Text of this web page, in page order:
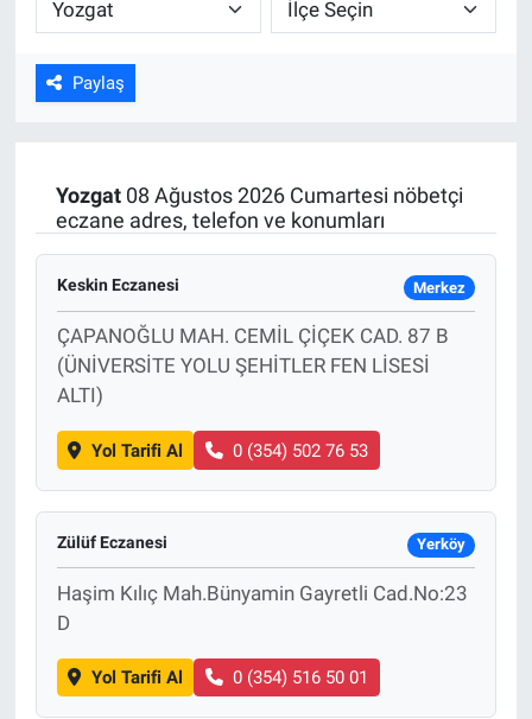
Paylaş
Yozgat08 Ağustos 2026 Cumartesi nöbetçi
eczane adres, telefon ve konumları
Keskin Eczanesi Merkez
ÇAPANOĞLU MAH. CEMİL ÇİÇEK CAD. 87 B
(ÜNİVERSİTE YOLU ŞEHİTLER FEN LİSESİ
ALTI)
Yol Tarifi Al 0 (354) 502 76 53
Zülüf Eczanesi Yerköy
Haşim Kılıç Mah.Bünyamin Gayretli Cad.No:23
D
Yol Tarifi Al 0 (354) 516 50 01